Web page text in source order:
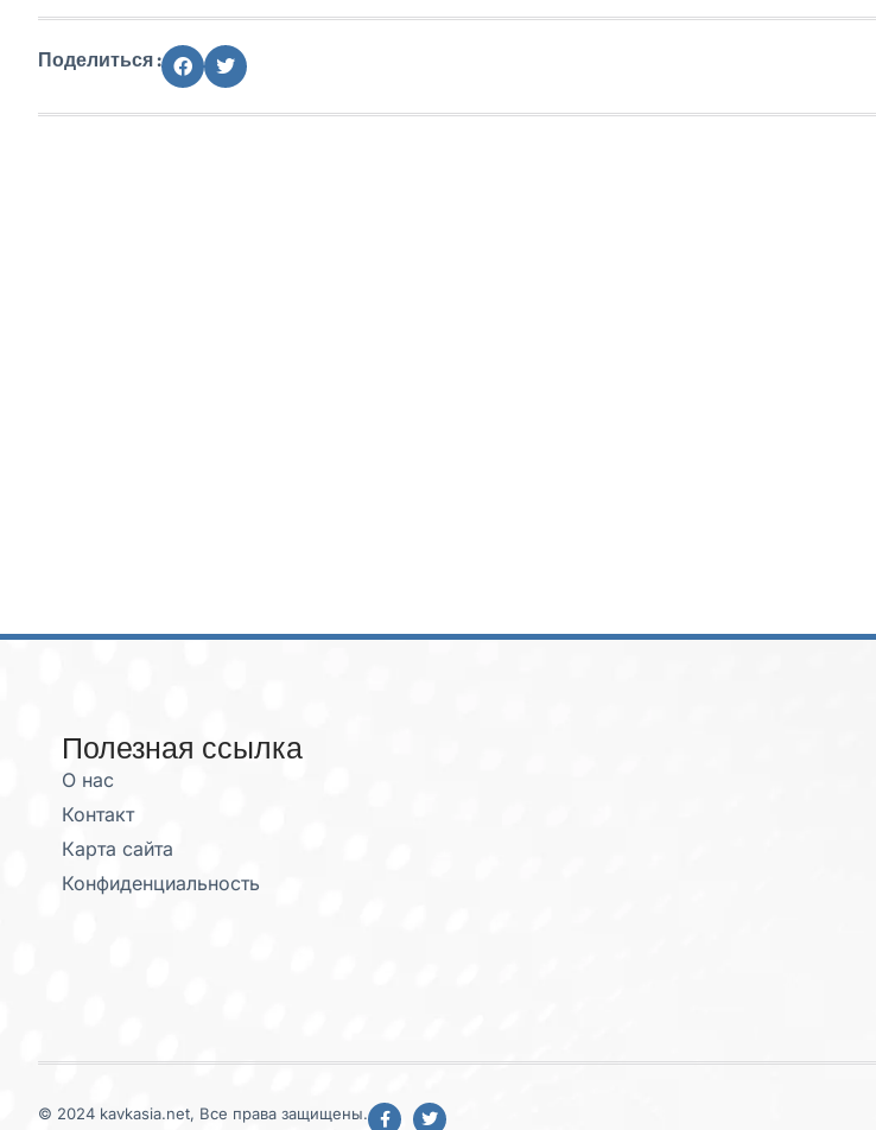
Поделиться :
Полезная ссылка
О нас
Контакт
Карта сайта
Конфиденциальность
© 2024 kavkasia.net, Все права защищены.